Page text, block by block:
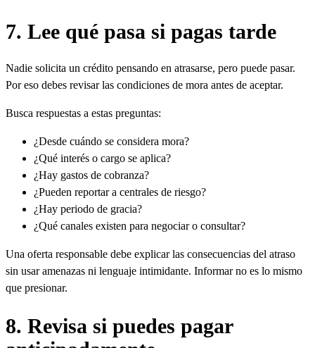
7. Lee qué pasa si pagas tarde
Nadie solicita un crédito pensando en atrasarse, pero puede pasar.
Por eso debes revisar las condiciones de mora antes de aceptar.
Busca respuestas a estas preguntas:
¿Desde cuándo se considera mora?
¿Qué interés o cargo se aplica?
¿Hay gastos de cobranza?
¿Pueden reportar a centrales de riesgo?
¿Hay periodo de gracia?
¿Qué canales existen para negociar o consultar?
Una oferta responsable debe explicar las consecuencias del atraso
sin usar amenazas ni lenguaje intimidante. Informar no es lo mismo
que presionar.
8. Revisa si puedes pagar